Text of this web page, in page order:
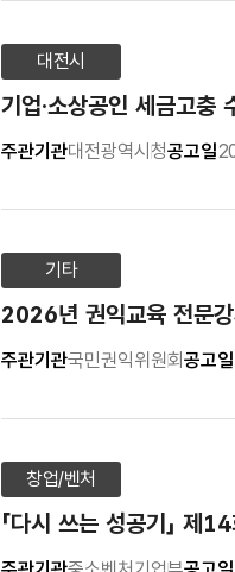
대전시
기업·소상공인 세금고충
주관기관대전광역시청공고일
기타
2026년 권익교육 전문
주관기관국민권익위원회 공고일
창업/벤처
「다시 쓰는 성공기」 제